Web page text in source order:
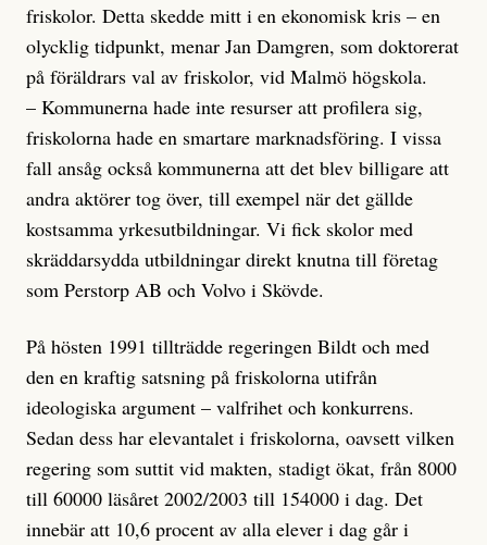
friskolor. Detta skedde mitt i en ekonomisk kris – en
olycklig tidpunkt, menar Jan Damgren, som doktorerat
på föräldrars val av friskolor, vid Malmö högskola.
– Kommunerna hade inte resurser att profilera sig,
friskolorna hade en smartare marknadsföring. I vissa
fall ansåg också kommunerna att det blev billigare att
andra aktörer tog över, till exempel när det gällde
kostsamma yrkesutbildningar. Vi fick skolor med
skräddarsydda utbildningar direkt knutna till företag
som Perstorp AB och Volvo i Skövde.
På hösten 1991 tillträdde regeringen Bildt och med
den en kraftig satsning på friskolorna utifrån
ideologiska argument – valfrihet och konkurrens.
Sedan dess har elevantalet i friskolorna, oavsett vilken
regering som suttit vid makten, stadigt ökat, från 8000
till 60000 läsåret 2002/2003 till 154000 i dag. Det
innebär att 10,6 procent av alla elever i dag går i